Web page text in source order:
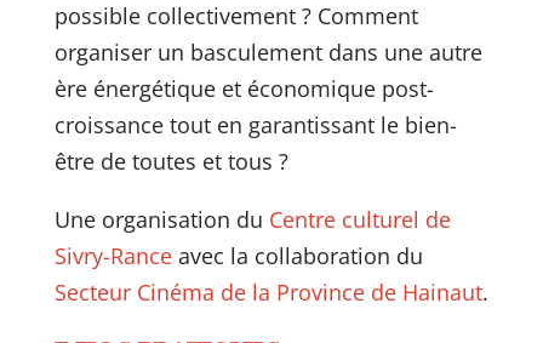
possible collectivement ? Comment
organiser un basculement dans une autre
ère énergétique et économique post-
croissance tout en garantissant le bien-
être de toutes et tous ?
Une organisation du Centre culturel de
Sivry-Ranceavec la collaboration du
Secteur Cinéma de la Province de Hainaut.